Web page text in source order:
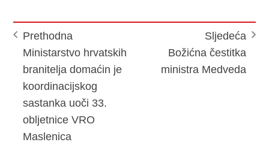
Prethodna
Ministarstvo hrvatskih
branitelja domaćin je
koordinacijskog
sastanka uoči 33.
obljetnice VRO
Maslenica
Sljedeća
Božićna čestitka
ministra Medveda